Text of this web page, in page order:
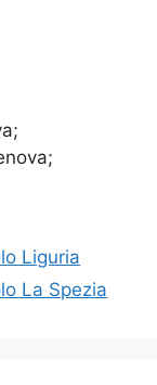
Liguria
La Spezia